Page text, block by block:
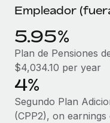
Pregunta a un
y cumplimiento
Comprobaciones
Simplifica los
Cumplimiento
Adelántate a los
CASOS PRÁCTICOS
Consulta todos los
BLOG
Nómina global
EOR y PEO
Contractor
Empleador
5.95%
Plan de Pensiones
$4,034.10 per year
4%
Segundo Plan
(CPP2), on